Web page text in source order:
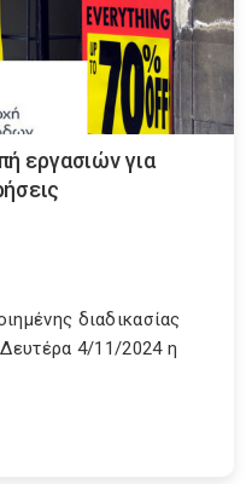
εργασιών για
διαδικασίας
4/11/2024 η